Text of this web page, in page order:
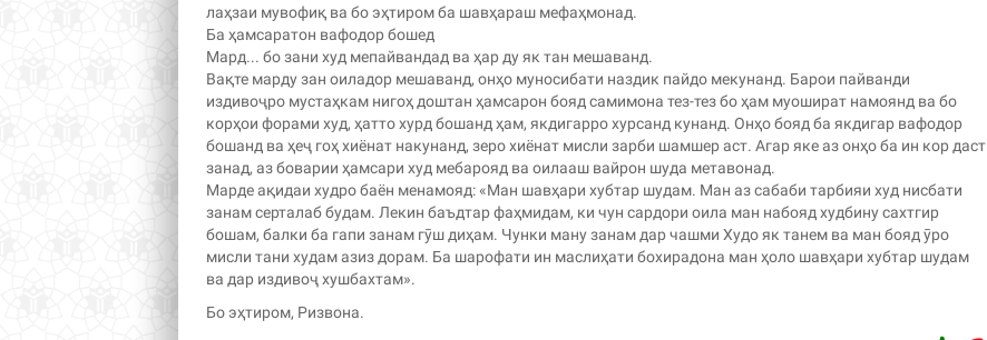
лаҳзаи мувофиқ ва бо эҳтиром ба шавҳараш мефаҳмонад.
Ба ҳамсаратон вафодор бошед
Мард... бо зани худ мепайвандад ва ҳар ду як тан мешаванд.
Вақте марду зан оиладор мешаванд, онҳо муносибати наздик пайдо мекунанд. Барои пайванди
издивоҷро мустаҳкам нигоҳ доштан ҳамсарон бояд самимона тез-тез бо ҳам муошират намоянд ва бо
корҳои форами худ, ҳатто хурд бошанд ҳам, якдигарро хурсанд кунанд. Онҳо бояд ба якдигар вафодор
бошанд ва ҳеҷ гоҳ хиёнат накунанд, зеро хиёнат мисли зарби шамшер аст. Агар яке аз онҳо ба ин кор даст
занад, аз боварии ҳамсари худ мебарояд ва оилааш вайрон шуда метавонад.
Марде ақидаи худро баён менамояд: «Ман шавҳари хубтар шудам. Ман аз сабаби тарбияи худ нисбати
занам серталаб будам. Лекин баъдтар фаҳмидам, ки чун сардори оила ман набояд худбину сахтгир
бошам, балки ба гапи занам гӯш диҳам. Чунки ману занам дар чашми Худо як танем ва ман бояд ӯро
мисли тани худам азиз дорам. Ба шарофати ин маслиҳати бохирадона ман ҳоло шавҳари хубтар шудам
ва дар издивоҷ хушбахтам».
Бо эҳтиром, Ризвона.